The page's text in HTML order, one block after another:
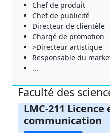
Chef de produit
Chef de publicité
Directeur de clientèle
Chargé de promotion
>Directeur artistique
Responsable du
...
Faculté des
LMC-211
communication